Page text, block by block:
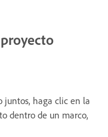
juntos, haga clic en la
dentro de un marco,